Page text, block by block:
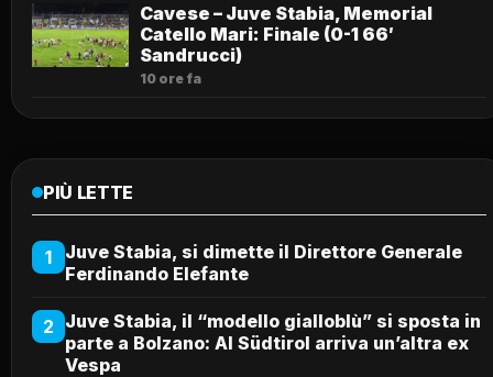
Cavese – Juve Stabia, Memorial
Catello Mari: Finale (0-1 66′
Sandrucci)
10 ore fa
PIÙ LETTE
1
Juve Stabia, si dimette il Direttore Generale
Ferdinando Elefante
2 Juve Stabia, il “modello gialloblù” si sposta in
parte a Bolzano: Al Südtirol arriva un’altra ex
Vespa